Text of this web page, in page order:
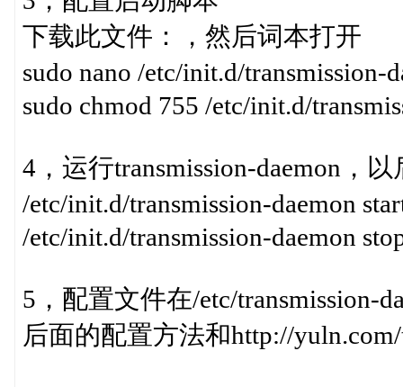
下载此文件：，然后词本打开
sudo nano /etc/init.d/
sudo chmod 755 /etc/init.d/
4，运行transmission-daemon，
/etc/init.d/transmission-daemon
/etc/init.d/transmission-daemon
5，配置文件在/etc/transmission-
后面的配置方法和http://